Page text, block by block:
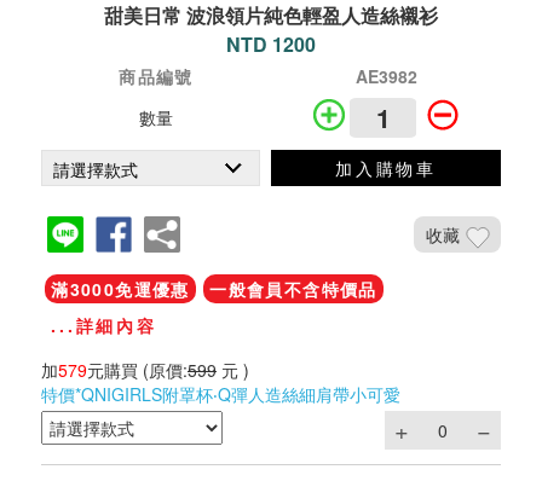
甜美日常 波浪領片純色輕盈人造絲襯衫
NTD 1200
商品編號
AE3982
數量
加入購物車
收藏
滿3000免運優惠
一般會員不含特價品
...詳細內容
加579元購買 (原價:599 元 )
特價*QNIGIRLS附罩杯‧Q彈人造絲細肩帶小可愛